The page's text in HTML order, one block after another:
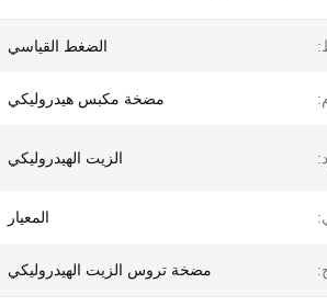
الضغط القياسي
مضخة مكبس هيدروليكي
الزيت الهيدروليكي
المعيار
مضخة تروس الزيت الهيدروليكي